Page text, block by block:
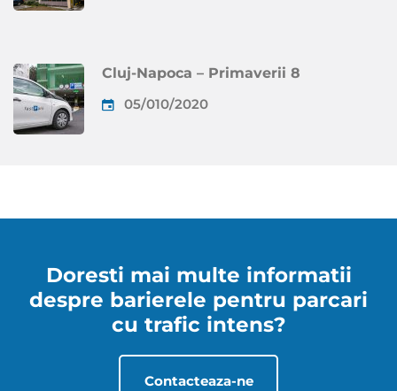
Cluj-Napoca – Primaverii 8
05/010/2020
Doresti mai multe informatii
despre barierele pentru parcari
cu trafic intens?
Contacteaza-ne